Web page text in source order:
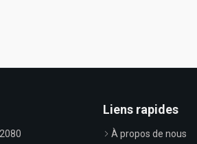
Liens rapides
À propos de nous